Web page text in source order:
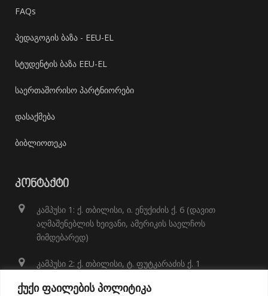
ქუქი ფაილების პოლიტიკა
FAQs
პედაგოგის ბაზა - EEU-EL
სტუდენტის ბაზა EEU-EL
საერთაშორისო პარტნიორები
დასაქმება
ბიბლიოთეკა
ᲙᲝᲜᲢᲐᲥᲢᲘ
კამპუსი 1: ქ. თბილისი, ი. ენუქიძის ქ. 6 (დავით
აღმაშენებლის ხეივანი, ამერიკის საელჩოს
მიმდებარედ)
კამპუსი 2: ქ. თბილისი, ტ. ფუტკარაძის ქ. 1
+995 32 248 01 41;